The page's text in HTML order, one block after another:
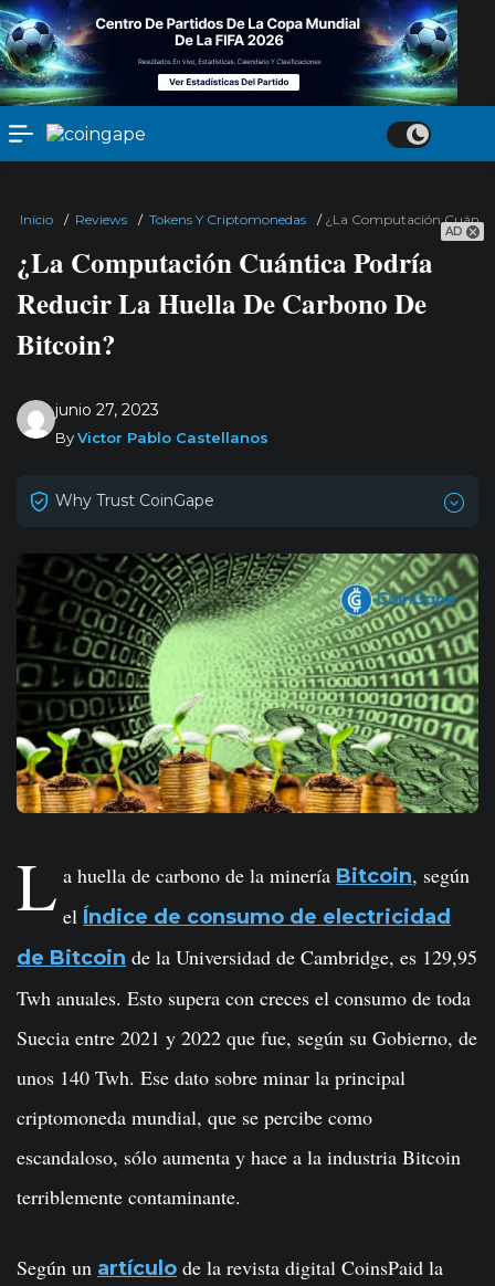
AD
Inicio / Reviews / Tokens Y Criptomonedas / ¿La Computación
¿La Computación Cuántica Podría
Reducir La Huella De Carbono De
Bitcoin?
junio 27, 2023
ByVictor Pablo Castellanos
Why Trust CoinGape
L a huella de carbono de la minería Bitcoin, según
el Índice de consumo de electricidad
de Bitcoin de la Universidad de Cambridge, es 129,95
Twh anuales. Esto supera con creces el consumo de toda
Suecia entre 2021 y 2022 que fue, según su Gobierno, de
unos 140 Twh. Ese dato sobre minar la principal
criptomoneda mundial, que se percibe como
escandaloso, sólo aumenta y hace a la industria Bitcoin
terriblemente contaminante.
Según un artículo de la revista digital CoinsPaid la